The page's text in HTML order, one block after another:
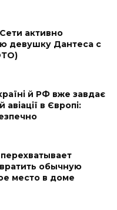
активно
девушку Дантеса с
й РФ вже завдає
авіації в Європі:
обычную
место в доме